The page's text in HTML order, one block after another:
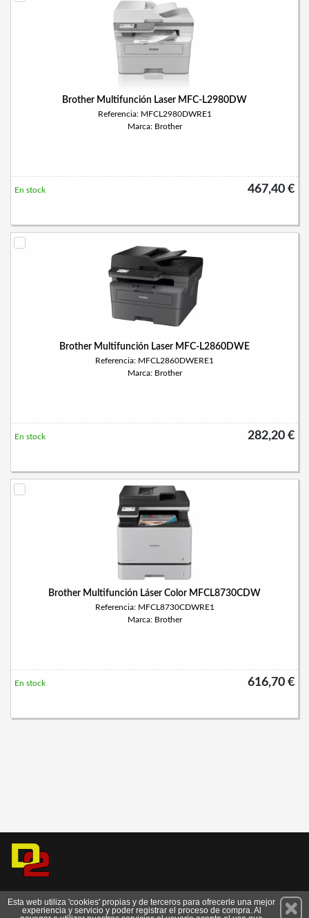
Brother Multifunción Laser MFC-L2980DW
Referencia: MFCL2980DWRE1
Marca: Brother
467,40 €
En stock
Brother Multifunción Laser MFC-L2860DWE
Referencia: MFCL2860DWERE1
Marca: Brother
282,20 €
En stock
Brother Multifunción Láser Color MFCL8730CDW
Referencia: MFCL8730CDWRE1
Marca: Brother
616,70 €
En stock
Suscríbete
Esta web utiliza 'cookies' propias y de terceros para ofrecerle una mejor
experiencia y servicio y poder registrar el proceso de compra. Al